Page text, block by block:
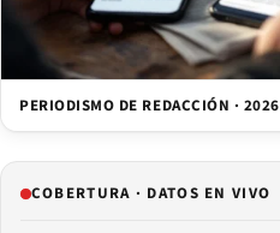
PERIODISMO DE REDACCIÓN · 2026
COBERTURA · DATOS EN VIVO